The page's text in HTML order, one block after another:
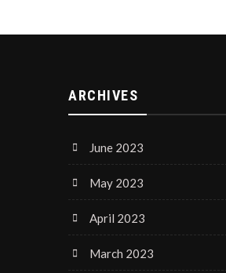
ARCHIVES
June 2023
May 2023
April 2023
March 2023